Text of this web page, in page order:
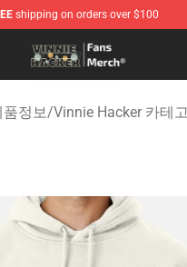
shipping on orders over $100
Store - Official Vinnie
품정보/Vinnie Hacker 카테